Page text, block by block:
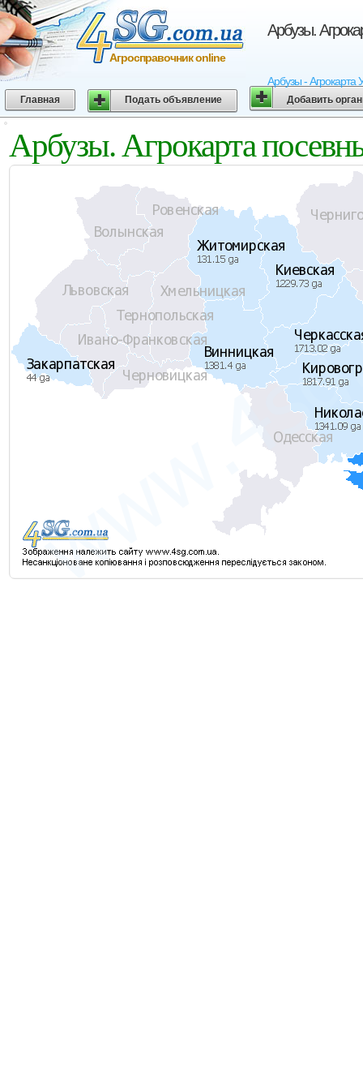
Арбузы.
Арбузы - Агрокарта
Агросправочник online
Главная Подать объявление Добавить
Арбузы. Агрокарта